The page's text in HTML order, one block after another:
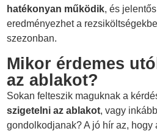
hatékonyan működik, és
eredményezhet a
szezonban.
Mikor érdemes
az ablakot?
Sokan felteszik maguknak a
szigetelni az ablakot, vagy
gondolkodjanak? A jó hír az, hogy